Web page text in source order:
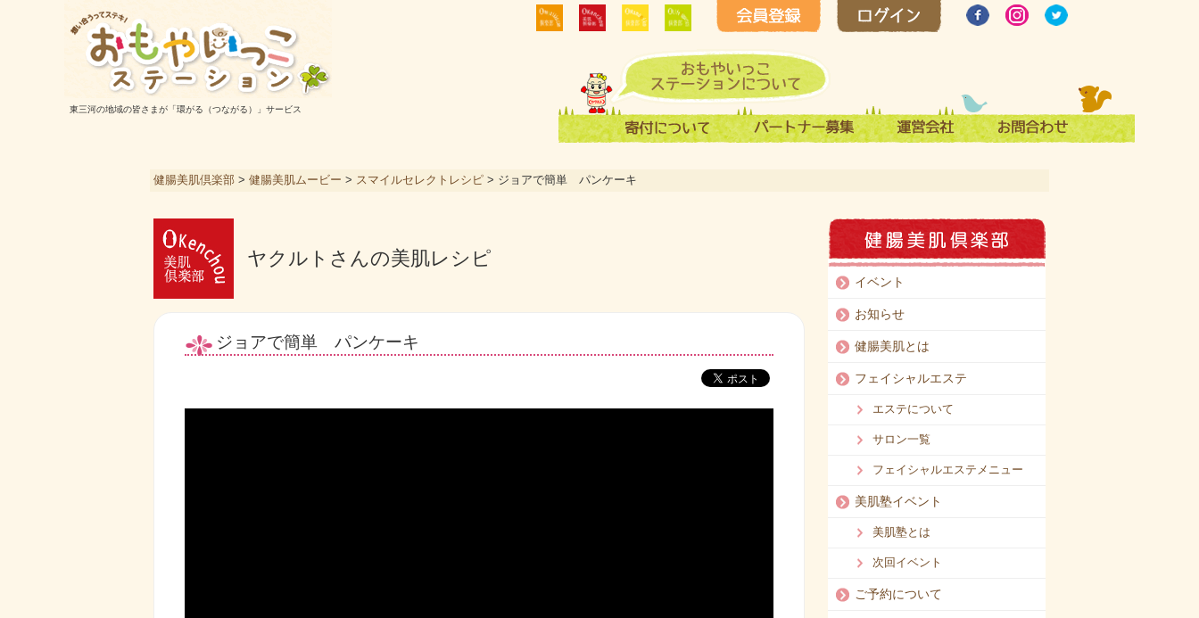
東三河の地域の皆さまが「環がる（つながる）」サービス
健腸美肌倶楽部 > 健腸美肌ムービー > スマイルセレクトレシピ > ジョアで簡単 パンケーキ
ヤクルトさんの美肌レシピ
ジョアで簡単 パンケーキ
イベント
お知らせ
健腸美肌とは
フェイシャルエステ
エステについて
サロン一覧
フェイシャルエステメニュー
美肌塾イベント
美肌塾とは
次回イベント
ご予約について